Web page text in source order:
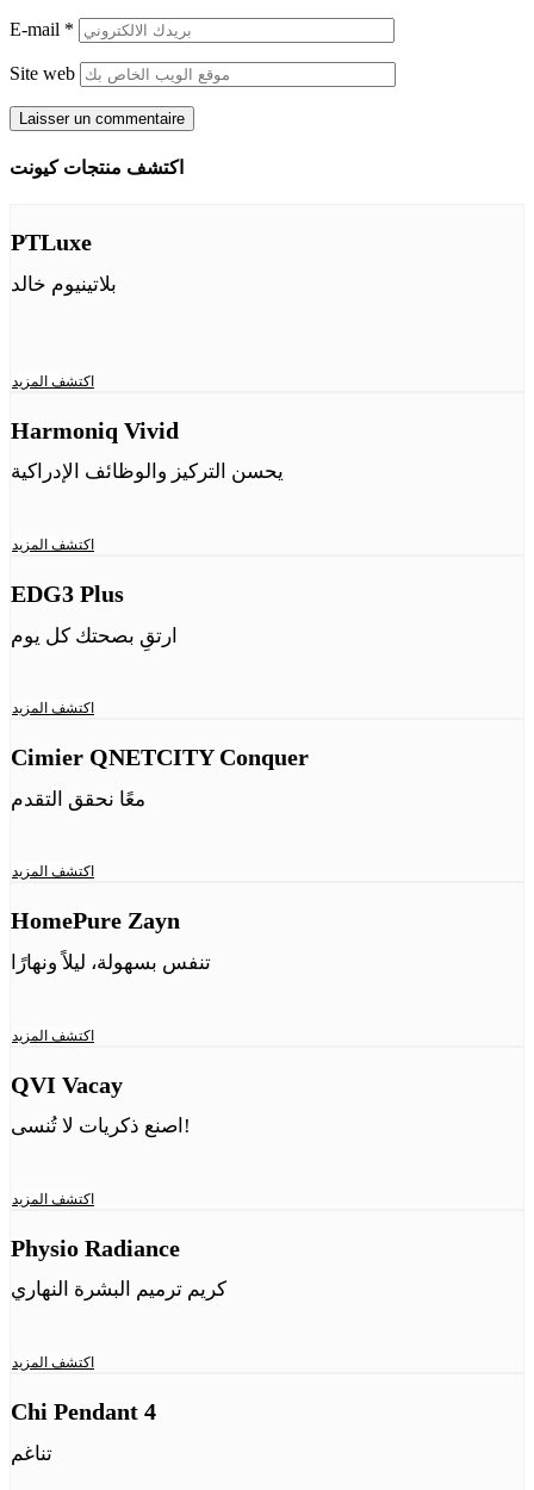
E-mail *
Site web
اكتشف منتجات كيونت
PTLuxe
بلاتينيوم خالد
اكتشف المزيد
Harmoniq Vivid
يحسن التركيز والوظائف الإدراكية
اكتشف المزيد
EDG3 Plus
ارتقِ بصحتك كل يوم
اكتشف المزيد
Cimier QNETCITY Conquer
معًا نحقق التقدم
اكتشف المزيد
HomePure Zayn
تنفس بسهولة، ليلاً ونهارًا
اكتشف المزيد
QVI Vacay
اصنع ذكريات لا تُنسى!
اكتشف المزيد
Physio Radiance
كريم ترميم البشرة النهاري
اكتشف المزيد
Chi Pendant 4
تناغم